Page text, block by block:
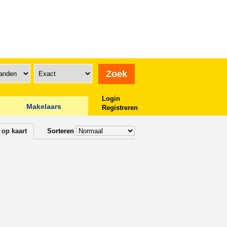
Makelaars
Login
Registreren
Sorteren
kaart